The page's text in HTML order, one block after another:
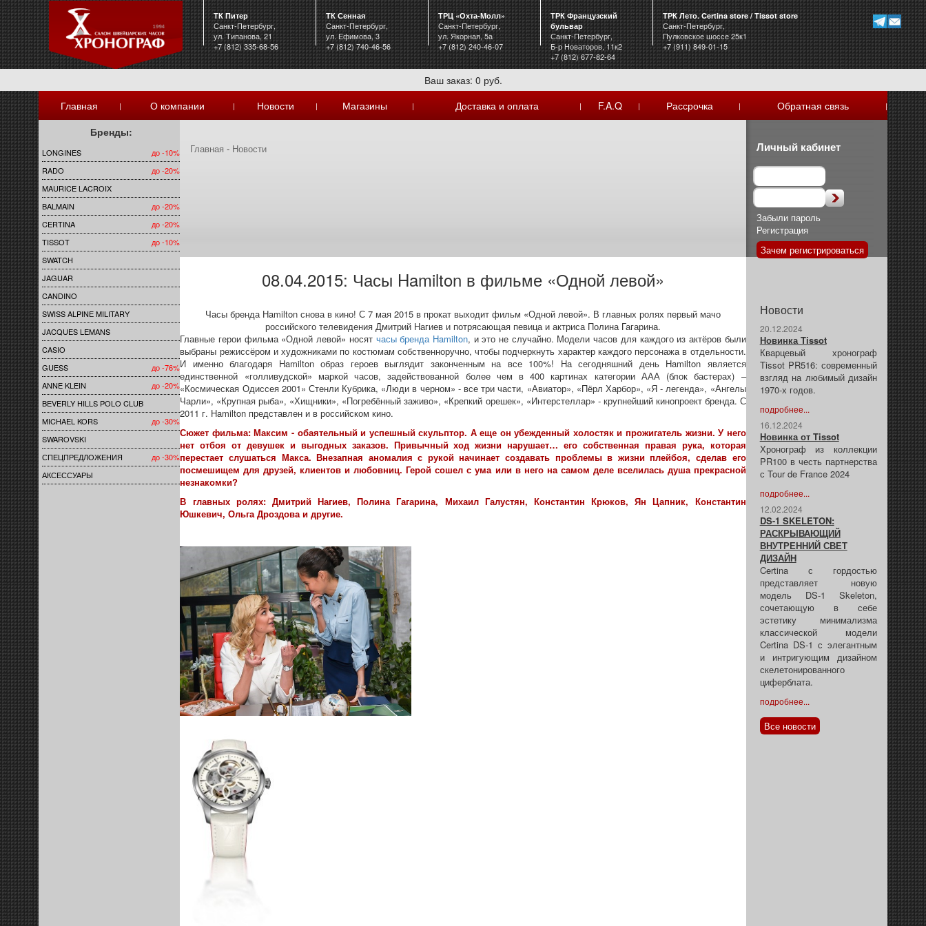
ТК Питер
Санкт-Петербург,
ул. Типанова, 21
+7 (812) 335-68-56
ТК Сенная
Санкт-Петербург,
ул. Ефимова, 3
+7 (812) 740-46-56
ТРЦ «Охта-Молл»
Санкт-Петербург,
ул. Якорная, 5а
+7 (812) 240-46-07
ТРК Французский
бульвар
Санкт-Петербург,
Б-р Новаторов, 11к2
+7 (812) 677-82-64
ТРК Лето. Certina store / Tissot store
Санкт-Петербург,
Пулковское шоссе 25к1
+7 (911) 849-01-15
Ваш заказ: 0 руб.
Главная
| О компании | Новости | Магазины | Доставка и оплата | F.A.Q | Рассрочка | Обратная связь |
Бренды:
LONGINES
до -10%
RADO
до -20%
MAURICE LACROIX
BALMAIN
до -20%
CERTINA
до -20%
TISSOT
до -10%
SWATCH
JAGUAR
CANDINO
SWISS ALPINE MILITARY
JACQUES LEMANS
CASIO
GUESS
до -76%
ANNE KLEIN
до -20%
BEVERLY HILLS POLO CLUB
MICHAEL KORS
до -30%
SWAROVSKI
СПЕЦПРЕДЛОЖЕНИЯ
до -30%
АКСЕССУАРЫ
Главная - Новости
08.04.2015: Часы Hamilton в фильме «Одной левой»
Часы бренда Hamilton снова в кино! С 7 мая 2015 в прокат выходит фильм «Одной левой». В главных ролях первый мачо
российского телевидения Дмитрий Нагиев и потрясающая певица и актриса Полина Гагарина.
Главные герои фильма «Одной левой» носят часы бренда Hamilton, и это не случайно. Модели часов для каждого из актёров были
выбраны режиссёром и художниками по костюмам собственноручно, чтобы подчеркнуть характер каждого персонажа в отдельности.
И именно благодаря Hamilton образ героев выглядит законченным на все 100%! На сегодняшний день Hamilton является
единственной «голливудской» маркой часов, задействованной более чем в 400 картинах категории ААА (блок бастерах) –
«Космическая Одиссея 2001» Стенли Кубрика, «Люди в черном» - все три части, «Авиатор», «Пёрл Харбор», «Я - легенда», «Ангелы
Чарли», «Крупная рыба», «Хищники», «Погребённый заживо», «Крепкий орешек», «Интерстеллар» - крупнейший кинопроект бренда. С
2011 г. Hamilton представлен и в российском кино.
Сюжет фильма: Максим - обаятельный и успешный скульптор. А еще он убежденный холостяк и прожигатель жизни. У него
нет отбоя от девушек и выгодных заказов. Привычный ход жизни нарушает… его собственная правая рука, которая
перестает слушаться Макса. Внезапная аномалия с рукой начинает создавать проблемы в жизни плейбоя, сделав его
посмешищем для друзей, клиентов и любовниц. Герой сошел с ума или в него на самом деле вселилась душа прекрасной
незнакомки?
В главных ролях: Дмитрий Нагиев, Полина Гагарина, Михаил Галустян, Константин Крюков, Ян Цапник, Константин
Юшкевич, Ольга Дроздова и другие.
Личный кабинет
Забыли пароль
Регистрация
Зачем регистрироваться
Новости
20.12.2024
Новинка Tissot
Кварцевый хронограф
Tissot PR516: современный
взгляд на любимый дизайн
1970-х годов.
подробнее...
16.12.2024
Новинка от Tissot
Хронограф из коллекции
PR100 в честь партнерства
с Tour de France 2024
подробнее...
12.02.2024
DS-1 SKELETON:
РАСКРЫВАЮЩИЙ
ВНУТРЕННИЙ СВЕТ
ДИЗАЙН
Certina с гордостью
представляет новую
модель DS-1 Skeleton,
сочетающую в себе
эстетику минимализма
классической модели
Certina DS-1 с элегантным
и интригующим дизайном
скелетонированного
циферблата.
подробнее...
Все новости